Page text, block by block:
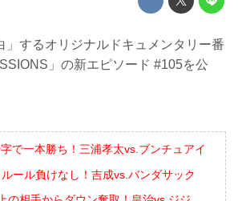
」するオリジナルドキュメンタリー番
」の新エピソード #105を公
で一本勝ち！三浦孝太vs.ブンチュアイ
ール負けなし！吉成vs.バンダサック